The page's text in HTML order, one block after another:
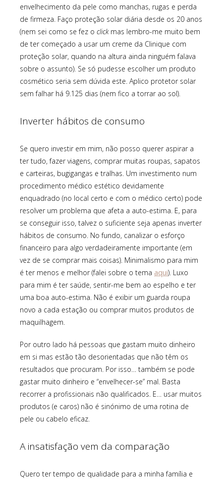
envelhecimento da pele como manchas, rugas e perda
de firmeza. Faço proteção solar diária desde os 20 anos
(nem sei como se fez o clickmas lembro-me muito bem
de ter começado a usar um creme da Clinique com
proteção solar, quando na altura ainda ninguém falava
sobre o assunto). Se só pudesse escolher um produto
cosmético seria sem dúvida este. Aplico protetor solar
sem falhar há 9.125 dias (nem fico a torrar ao sol).
Inverter hábitos de consumo
Se quero investir em mim, não posso querer aspirar a
ter tudo, fazer viagens, comprar muitas roupas, sapatos
e carteiras, bugigangas e tralhas. Um investimento num
procedimento médico estético devidamente
enquadrado (no local certo e com o médico certo) pode
resolver um problema que afeta a auto-estima. E, para
se conseguir isso, talvez o suficiente seja apenas inverter
hábitos de consumo. No fundo, canalizar o esforço
financeiro para algo verdadeiramente importante (em
vez de se comprar mais coisas). Minimalismo para mim
é ter menos e melhor (falei sobre o tema aqui). Luxo
para mim é ter saúde, sentir-me bem ao espelho e ter
uma boa auto-estima. Não é exibir um guarda roupa
novo a cada estação ou comprar muitos produtos de
maquilhagem.
Por outro lado há pessoas que gastam muito dinheiro
em si mas estão tão desorientadas que não têm os
resultados que procuram. Por isso… também se pode
gastar muito dinheiro e “envelhecer-se” mal. Basta
recorrer a profissionais não qualificados. E… usar muitos
produtos (e caros) não é sinónimo de uma rotina de
pele ou cabelo eficaz.
A insatisfação vem da comparação
Quero ter tempo de qualidade para a minha família e